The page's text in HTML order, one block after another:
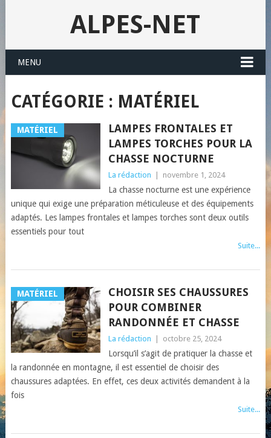
ALPES-NET
MENU
CATÉGORIE : MATÉRIEL
MATÉRIEL
LAMPES FRONTALES ET
LAMPES TORCHES POUR LA
CHASSE NOCTURNE
La rédaction novembre 1, 2024
La chasse nocturne est une expérience
unique qui exige une préparation méticuleuse et des équipements
adaptés. Les lampes frontales et lampes torches sont deux outils
essentiels pour tout
Suite...
MATÉRIEL
CHOISIR SES CHAUSSURES
POUR COMBINER
RANDONNÉE ET CHASSE
La rédaction octobre 25, 2024
Lorsqu’il s’agit de pratiquer la chasse et
la randonnée en montagne, il est essentiel de choisir des
chaussures adaptées. En effet, ces deux activités demandent à la
fois
Suite...